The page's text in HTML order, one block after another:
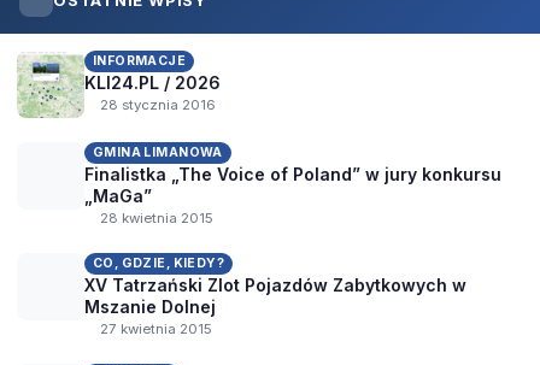
INFORMACJE
KLI24.PL / 2026
28 stycznia 2016
GMINA LIMANOWA
Finalistka „The Voice of Poland” w jury konkursu
„MaGa”
28 kwietnia 2015
CO, GDZIE, KIEDY?
XV Tatrzański Zlot Pojazdów Zabytkowych w
Mszanie Dolnej
27 kwietnia 2015